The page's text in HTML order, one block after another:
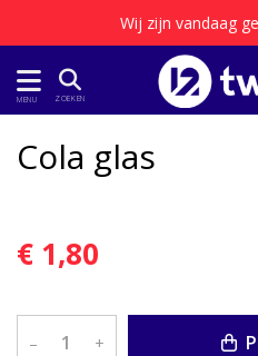
Wij zijn vandaag
MENU ZOEKEN
Cola glas
€ 1,80
– +